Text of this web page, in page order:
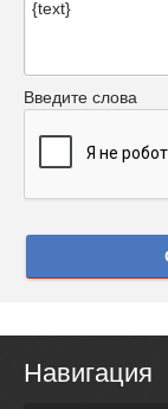
Введите слова
Навигация